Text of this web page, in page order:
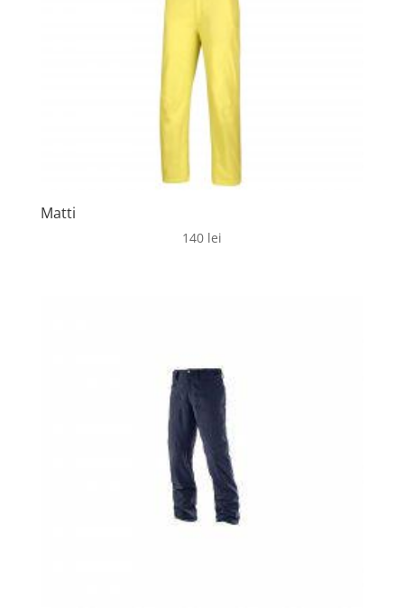
Matti
140 lei